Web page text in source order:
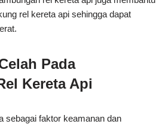
rel kereta api sehingga dapat
Pada
Kereta Api
sebagai faktor keamanan dan